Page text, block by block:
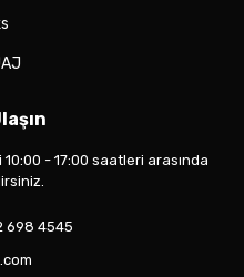
- 17:00 saatleri arasında
698 4545